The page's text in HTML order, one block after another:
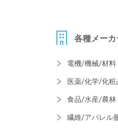
各種メーカ
電機/機械/材料
医薬/化学/化粧
食品/水産/農林
繊維/アパレル